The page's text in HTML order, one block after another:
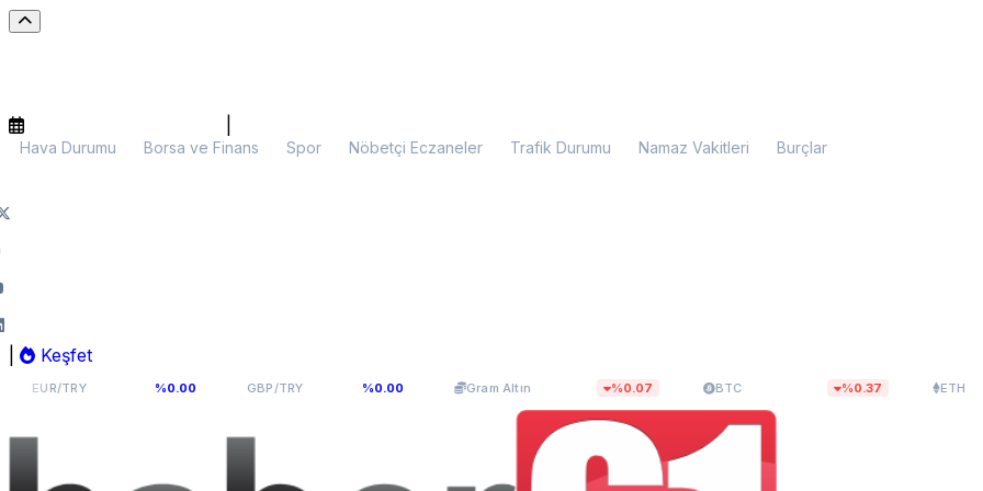
Hava Durumu Borsa ve Finans Spor Nöbetçi Eczaneler Trafik Durumu Namaz Vakitleri Burçlar
Keşfet
54,9398 %0.00 GBP/TRY 64,131 %0.00 Gram Altın 6.090,01 BTC $64.653,36 ETH $1.905,63